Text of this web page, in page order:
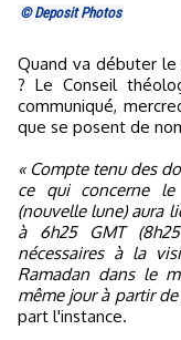
© Deposit Photos
Quand va débuter le
? Le Conseil
communiqué,
que se posent de
« Compte tenu des
ce qui concerne
(nouvelle lune) aura
à 6h25 GMT
nécessaires à la
Ramadan dans le
même jour à partir de
part l'instance.